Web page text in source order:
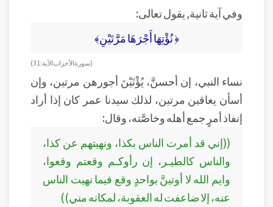
وفي آية ثانية, يقول تعالى:
﴿ نُؤْتِهَا أَجْرَهَا مَرَّتَيْنِ﴾
( سورة الأحزاب الآية: 31)
نساء النبي، إن أحسنَّ، يُؤْتَيْنَ أجورهن مرتين، وإن
أسأن يعاقبن مرتين، لذلك سيدنا عمر كان إذا أراد
إنفاذ أمرٍ جمع أهله وخاصَّته، وقال:
((إني قد أمرت الناس بكذا، ونهيتهم عن كذا،
والناس كالطيـر، إن رأوكـم وقعتم وقعوا،
وايم الله لا أوتينَّ بواحدٍ وقع فيما نهيت الناس
عنه، إلا ضاعفت له العقوبة، لمكانه مني))